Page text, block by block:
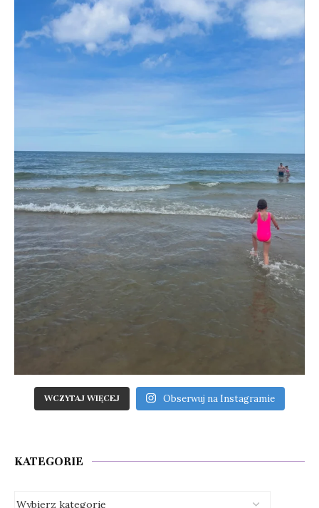
WCZYTAJ WIĘCEJ Obserwuj na Instagramie
KATEGORIE